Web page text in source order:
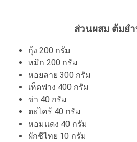
ส่วนผสม ต้มยำ
กุ้ง 200 กรัม
หมึก 200 กรัม
หอยลาย 300 กรัม
เห็ดฟาง 400 กรัม
ข่า 40 กรัม
ตะไคร้ 40 กรัม
หอมแดง 40 กรัม
ผักชีไทย 10 กรัม